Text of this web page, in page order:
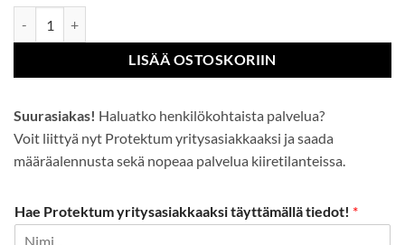
LISÄÄ OSTOSKORIIN
Suurasiakas! Haluatko henkilökohtaista palvelua?
Voit liittyä nyt Protektum yritysasiakkaaksi ja saada
määräalennusta sekä nopeaa palvelua kiiretilanteissa.
Hae Protektum yritysasiakkaaksi täyttämällä tiedot! *